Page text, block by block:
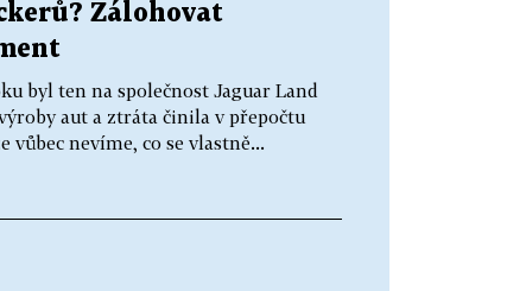
Zálohovat
byl ten na společnost Jaguar Land
aut a ztráta činila v přepočtu
vůbec nevíme, co se vlastně...